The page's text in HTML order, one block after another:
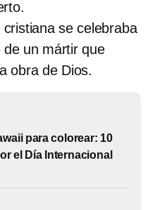
se celebraba
un mártir que
obra de Dios.
para colorear: 10
el Día Internacional